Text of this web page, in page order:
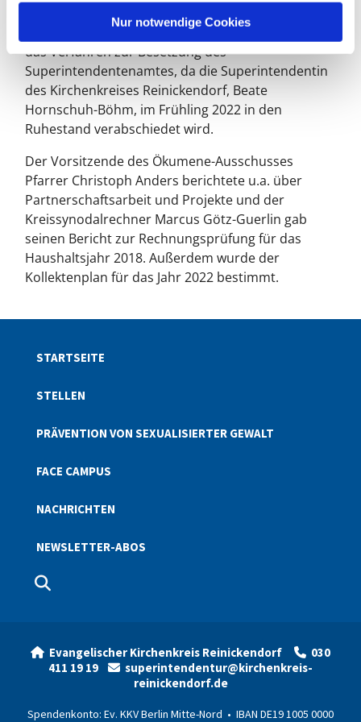
Nur notwendige Cookies
Die Generalsuperintendentin von Berlin, Ulrike
Trautwein, informierte die Kreissynodalen über
das Verfahren zur Besetzung des
Superintendentenamtes, da die Superintendentin
des Kirchenkreises Reinickendorf, Beate
Hornschuh-Böhm, im Frühling 2022 in den
Ruhestand verabschiedet wird.
Der Vorsitzende des Ökumene-Ausschusses
Pfarrer Christoph Anders berichtete u.a. über
Partnerschaftsarbeit und Projekte und der
Kreissynodalrechner Marcus Götz-Guerlin gab
seinen Bericht zur Rechnungsprüfung für das
Haushaltsjahr 2018. Außerdem wurde der
Kollektenplan für das Jahr 2022 bestimmt.
STARTSEITE
STELLEN
PRÄVENTION VON SEXUALISIERTER GEWALT
FACE CAMPUS
NACHRICHTEN
NEWSLETTER-ABOS
 Evangelischer Kirchenkreis Reinickendorf  030
411 19 19
 superintendentur@kirchenkreis-
reinickendorf.de
Spendenkonto: Ev. KKV Berlin Mitte-Nord • IBAN DE19 1005 0000